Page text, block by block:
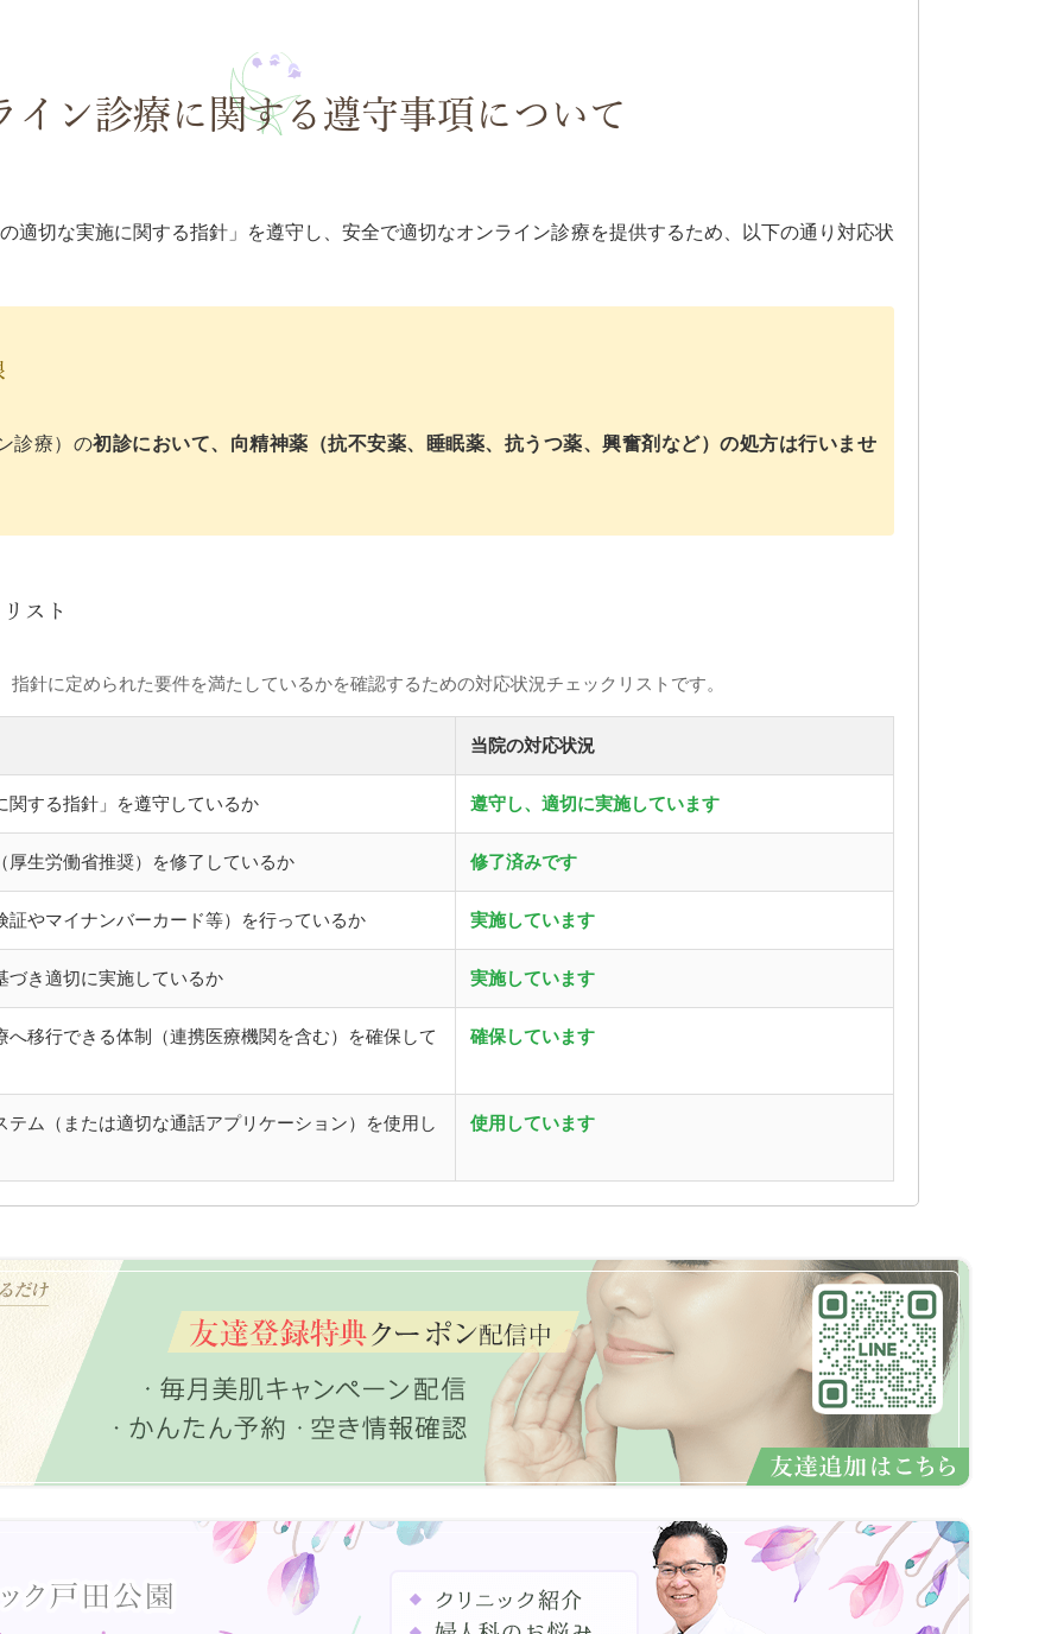
イン診療に関する遵守事項について
適切な実施に関する指針」を遵守し、安全で適切なオンライン診療を提供するため、以下の通り対応状
診療）の初診において、向精神薬（抗不安薬、睡眠薬、抗うつ薬、興奮剤など）の処方は行いませ
スト
針に定められた要件を満たしているかを確認するための対応状況チェックリストです。
当院の対応状況
関する指針」を遵守しているか 遵守し、適切に実施しています
生労働省推奨）を修了しているか 修了済みです
やマイナンバーカード等）を行っているか 実施しています
づき適切に実施しているか 実施しています
移行できる体制（連携医療機関を含む）を確保して 確保しています
ム（または適切な通話アプリケーション）を使用し 使用しています